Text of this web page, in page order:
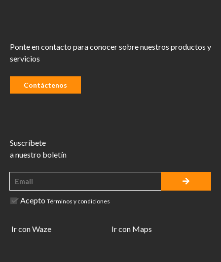
Ponte en contacto para conocer sobre nuestros productos y
servicios
Contáctenos
Suscríbete
a nuestro boletín
Acepto Términos y condiciones
Ir con Waze Ir con Maps